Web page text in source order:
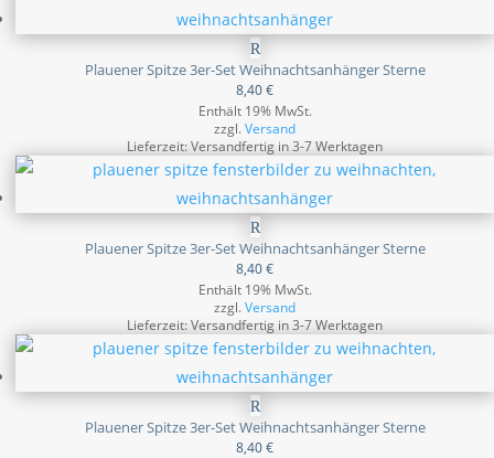
Plauener Spitze 3er-Set Weihnachtsanhänger Sterne
8,40€
Enthält 19% MwSt.
zzgl.Versand
Lieferzeit: Versandfertig in 3-7 Werktagen
Plauener Spitze 3er-Set Weihnachtsanhänger Sterne
8,40€
Enthält 19% MwSt.
zzgl.Versand
Lieferzeit: Versandfertig in 3-7 Werktagen
Plauener Spitze 3er-Set Weihnachtsanhänger Sterne
8,40€